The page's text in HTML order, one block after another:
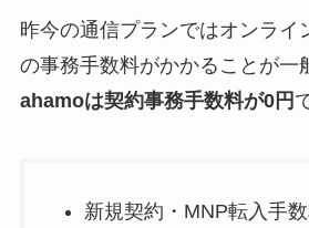
昨今の通信プランではオンライ
の事務手数料がかかることが一
ahamoは契約事務手数料が0円
新規契約・MNP転入手